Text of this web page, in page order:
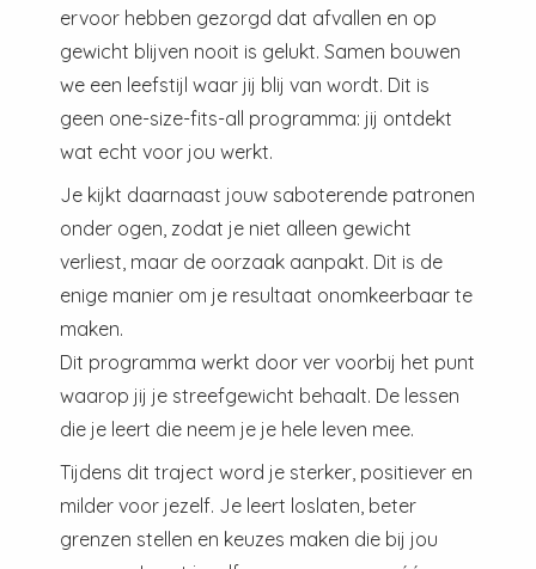
ervoor hebben gezorgd dat afvallen en op
gewicht blijven nooit is gelukt. Samen bouwen
we een leefstijl waar jij blij van wordt. Dit is
geen one-size-fits-all programma: jij ontdekt
wat echt voor jou werkt.
Je kijkt daarnaast jouw saboterende patronen
onder ogen, zodat je niet alleen gewicht
verliest, maar de oorzaak aanpakt. Dit is de
enige manier om je resultaat onomkeerbaar te
maken.
Dit programma werkt door ver voorbij het punt
waarop jij je streefgewicht behaalt. De lessen
die je leert die neem je je hele leven mee.
Tijdens dit traject word je sterker, positiever en
milder voor jezelf. Je leert loslaten, beter
grenzen stellen en keuzes maken die bij jou